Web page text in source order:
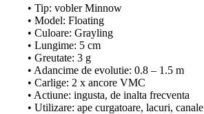
• Tip: vobler Minnow
• Model: Floating
• Culoare: Grayling
• Lungime: 5 cm
• Greutate: 3 g
• Adancime de evolutie: 0.8 – 1.5 m
• Carlige: 2 x ancore VMC
• Actiune: ingusta, de inalta frecventa
• Utilizare: ape curgatoare, lacuri, canale